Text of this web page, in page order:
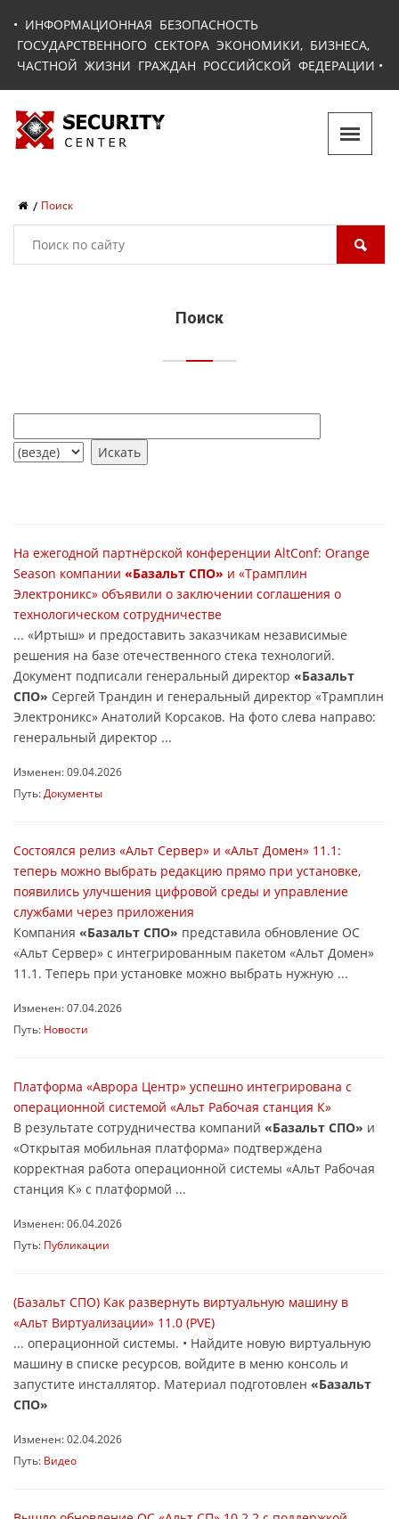
• ИНФОРМАЦИОННАЯ БЕЗОПАСНОСТЬ
ГОСУДАРСТВЕННОГО СЕКТОРА ЭКОНОМИКИ, БИЗНЕСА,
ЧАСТНОЙ ЖИЗНИ ГРАЖДАН РОССИЙСКОЙ ФЕДЕРАЦИИ •
Поиск
Поиск
На ежегодной партнёрской конференции AltConf: Orange
Season компании «Базальт СПО» и «Трамплин
Электроникс» объявили о заключении соглашения о
технологическом сотрудничестве
... «Иртыш» и предоставить заказчикам независимые
решения на базе отечественного стека технологий.
Документ подписали генеральный директор «Базальт
СПО» Сергей Трандин и генеральный директор «Трамплин
Электроникс» Анатолий Корсаков. На фото слева направо:
генеральный директор ...
Изменен: 09.04.2026
Путь: Документы
Состоялся релиз «Альт Сервер» и «Альт Домен» 11.1:
теперь можно выбрать редакцию прямо при установке,
появились улучшения цифровой среды и управление
службами через приложения
Компания «Базальт СПО» представила обновление ОС
«Альт Сервер» с интегрированным пакетом «Альт Домен»
11.1. Теперь при установке можно выбрать нужную ...
Изменен: 07.04.2026
Путь: Новости
Платформа «Аврора Центр» успешно интегрирована с
операционной системой «Альт Рабочая станция К»
В результате сотрудничества компаний «Базальт СПО» и
«Открытая мобильная платформа» подтверждена
корректная работа операционной системы «Альт Рабочая
станция К» с платформой ...
Изменен: 06.04.2026
Путь: Публикации
(Базальт СПО) Как развернуть виртуальную машину в
«Альт Виртуализации» 11.0 (PVE)
... операционной системы. • Найдите новую виртуальную
машину в списке ресурсов, войдите в меню консоль и
запустите инсталлятор. Материал подготовлен «Базальт
СПО»
Изменен: 02.04.2026
Путь: Видео